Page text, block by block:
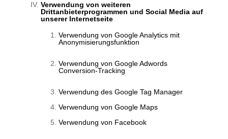
Verwendung von weiteren
Drittanbieterprogrammen und Social Media auf
unserer Internetseite
Verwendung von Google Analytics mit
Anonymisierungsfunktion
Verwendung von Google Adwords
Conversion-Tracking
Verwendung des Google Tag Manager
Verwendung von Google Maps
Verwendung von Facebook